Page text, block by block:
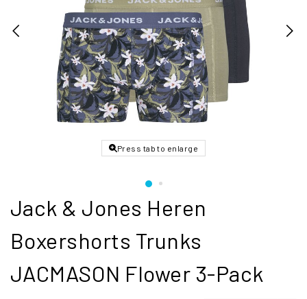
Press tab to enlarge
Jack & Jones Heren
Boxershorts Trunks
JACMASON Flower 3-Pack